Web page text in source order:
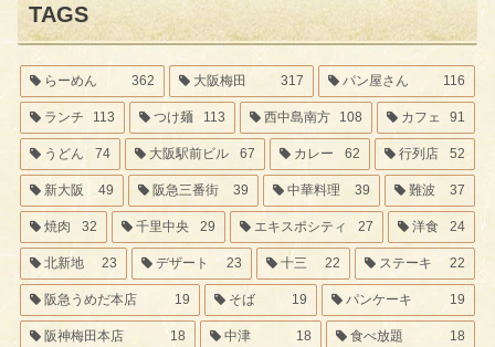
TAGS
らーめん 362 大阪梅田 317 パン屋さん 116
ランチ 113 つけ麺 113 西中島南方 108 カフェ 91
うどん 74 大阪駅前ビル 67 カレー 62 行列店 52
新大阪 49 阪急三番街 39 中華料理 39 難波 37
焼肉 32 千里中央 29 エキスポシティ 27 洋食 24
北新地 23 デザート 23 十三 22 ステーキ 22
阪急うめだ本店 19 そば 19 パンケーキ 19
阪神梅田本店 18 中津 18 食べ放題 18